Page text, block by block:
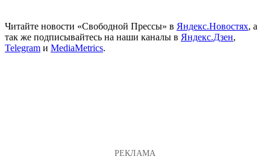
Читайте новости «Свободной Прессы» в Яндекс.Новостях, а
так же подписывайтесь на наши каналы в Яндекс.Дзен,
Telegram и MediaMetrics.